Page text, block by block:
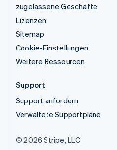
zugelassene Geschäfte
Lizenzen
Sitemap
Cookie-Einstellungen
Weitere Ressourcen
Support
Support anfordern
Verwaltete Supportpläne
© 2026 Stripe, LLC